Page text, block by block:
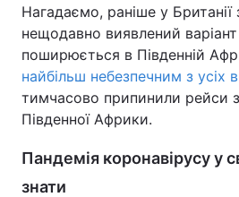
Нагадаємо, раніше у
нещодавно виявлений
поширюється в Південній
найбільш небезпечним з усіх
тимчасово припинили рейси
Південної Африки.
Пандемія коронавірусу у
знати